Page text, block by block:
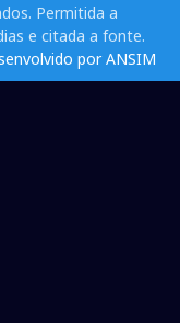
Permitida a
e citada a fonte.
por ANSIM